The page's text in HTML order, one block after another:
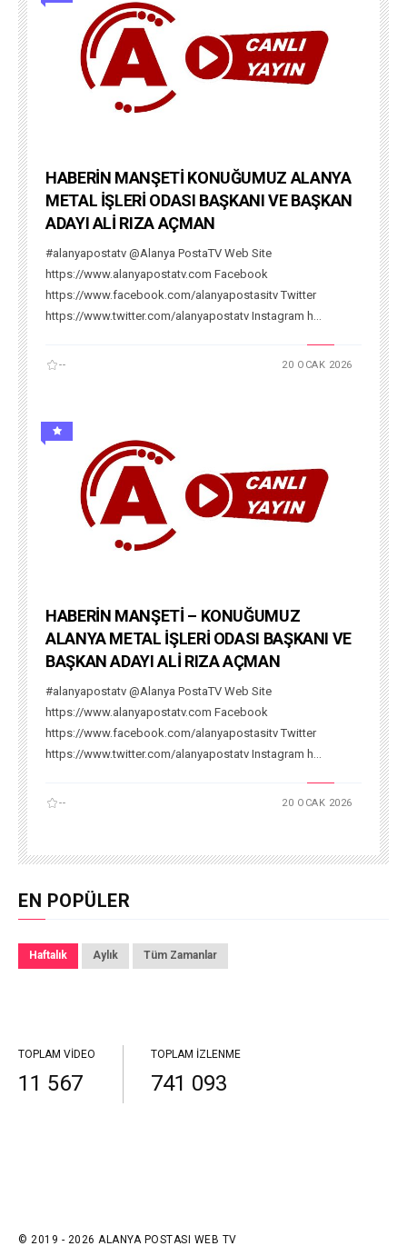
HABERİN MANŞETİ KONUĞUMUZ ALANYA
METAL İŞLERİ ODASI BAŞKANI VE BAŞKAN
ADAYI ALİ RIZA AÇMAN
#alanyapostatv @Alanya PostaTV Web Site
https://www.alanyapostatv.com Facebook
https://www.facebook.com/alanyapostasitv Twitter
https://www.twitter.com/alanyapostatv Instagram h...
-- 20 OCAK 2026
HABERİN MANŞETİ – KONUĞUMUZ
ALANYA METAL İŞLERİ ODASI BAŞKANI VE
BAŞKAN ADAYI ALİ RIZA AÇMAN
#alanyapostatv @Alanya PostaTV Web Site
https://www.alanyapostatv.com Facebook
https://www.facebook.com/alanyapostasitv Twitter
https://www.twitter.com/alanyapostatv Instagram h...
-- 20 OCAK 2026
EN POPÜLER
Haftalık Aylık Tüm Zamanlar
TOPLAM VIDEO
11 567
TOPLAM İZLENME
741 093
© 2019 - 2026 ALANYA POSTASI WEB TV